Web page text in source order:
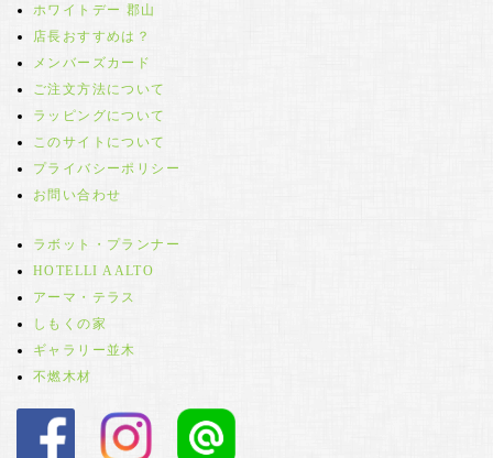
ホワイトデー 郡山
店長おすすめは？
メンバーズカード
ご注文方法について
ラッピングについて
このサイトについて
プライバシーポリシー
お問い合わせ
ラボット・プランナー
HOTELLI AALTO
アーマ・テラス
しもくの家
ギャラリー並木
不燃木材